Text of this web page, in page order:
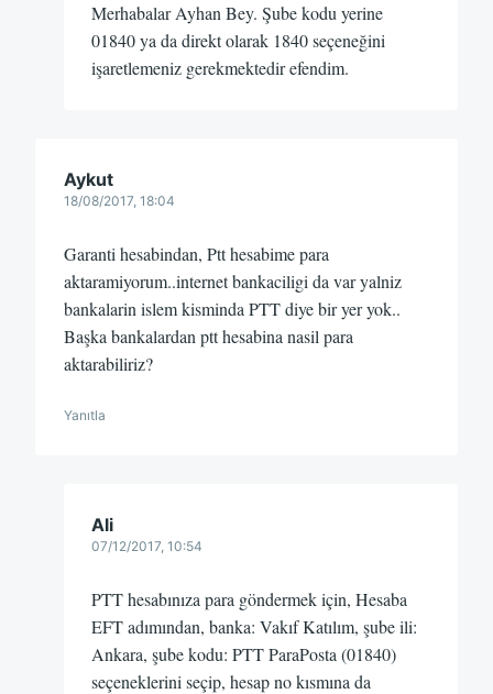
Merhabalar Ayhan Bey. Şube kodu yerine
01840 ya da direkt olarak 1840 seçeneğini
işaretlemeniz gerekmektedir efendim.
Aykut
18/08/2017, 18:04
Garanti hesabindan, Ptt hesabime para
aktaramiyorum..internet bankaciligi da var yalniz
bankalarin islem kisminda PTT diye bir yer yok..
Başka bankalardan ptt hesabina nasil para
aktarabiliriz?
Yanıtla
Ali
07/12/2017, 10:54
PTT hesabınıza para göndermek için, Hesaba
EFT adımından, banka: Vakıf Katılım, şube ili:
Ankara, şube kodu: PTT ParaPosta (01840)
seçeneklerini seçip, hesap no kısmına da